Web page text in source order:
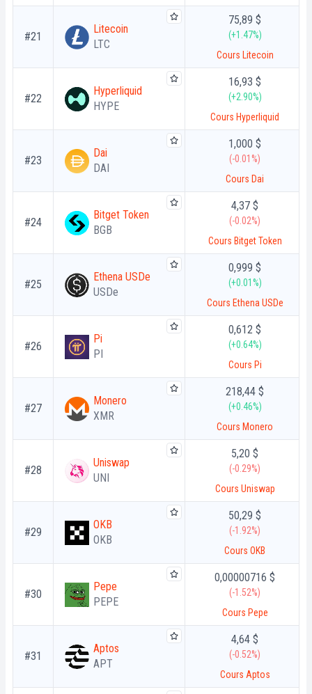
#21
Litecoin
LTC
75,89 $
(+1.47%)
Cours Litecoin
#22
Hyperliquid
HYPE
16,93 $
(+2.90%)
Cours Hyperliquid
#23
Dai
DAI
1,000 $
(-0.01%)
Cours Dai
#24
Bitget Token
BGB
4,37 $
(-0.02%)
Cours Bitget Token
#25
Ethena USDe
USDe
0,999 $
(+0.01%)
Cours Ethena USDe
#26
Pi
PI
0,612 $
(+0.64%)
Cours Pi
#27
Monero
XMR
218,44 $
(+0.46%)
Cours Monero
#28
Uniswap
UNI
5,20 $
(-0.29%)
Cours Uniswap
#29
OKB
OKB
50,29 $
(-1.92%)
Cours OKB
#30
Pepe
PEPE
0,00000716 $
(-1.52%)
Cours Pepe
#31
Aptos
APT
4,64 $
(-0.52%)
Cours Aptos